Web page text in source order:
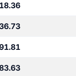
18.36 AED
AED
AED
AED